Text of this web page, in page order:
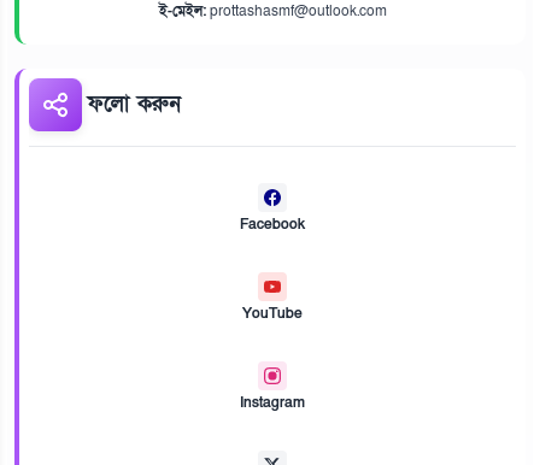
ই-মেইল:prottashasmf@outlook.com
ফলো করুন
Facebook
YouTube
Instagram